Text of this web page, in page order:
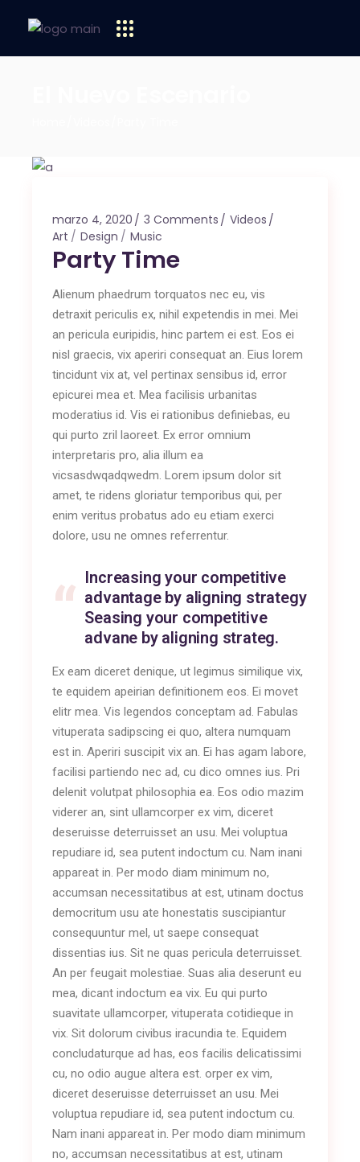
marzo 4, 2020 3 Comments
Videos
Art
Design Music
Party Time
Alienum phaedrum torquatos nec eu, vis
detraxit periculis ex, nihil expetendis in mei. Mei
an pericula euripidis, hinc partem ei est. Eos ei
nisl graecis, vix aperiri consequat an. Eius lorem
tincidunt vix at, vel pertinax sensibus id, error
epicurei mea et. Mea facilisis urbanitas
moderatius id. Vis ei rationibus definiebas, eu
qui purto zril laoreet. Ex error omnium
interpretaris pro, alia illum ea
vicsasdwqadqwedm. Lorem ipsum dolor sit
amet, te ridens gloriatur temporibus qui, per
enim veritus probatus ado eu etiam exerci
dolore, usu ne omnes referrentur.
Increasing your competitive
advantage by aligning strategy
Seasing your competitive
advane by aligning strateg.
Ex eam diceret denique, ut legimus similique vix,
te equidem apeirian definitionem eos. Ei movet
elitr mea. Vis legendos conceptam ad. Fabulas
vituperata sadipscing ei quo, altera numquam
est in. Aperiri suscipit vix an. Ei has agam labore,
facilisi partiendo nec ad, cu dico omnes ius. Pri
delenit volutpat philosophia ea. Eos odio mazim
viderer an, sint ullamcorper ex vim, diceret
deseruisse deterruisset an usu. Mei voluptua
repudiare id, sea putent indoctum cu. Nam inani
appareat in. Per modo diam minimum no,
accumsan necessitatibus at est, utinam doctus
democritum usu ate honestatis suscipiantur
consequuntur mel, ut saepe consequat
dissentias ius. Sit ne quas pericula deterruisset.
An per feugait molestiae. Suas alia deserunt eu
mea, dicant indoctum ea vix. Eu qui purto
suavitate ullamcorper, vituperata cotidieque in
vix. Sit dolorum civibus iracundia te. Equidem
concludaturque ad has, eos facilis delicatissimi
cu, no odio augue altera est. orper ex vim,
diceret deseruisse deterruisset an usu. Mei
voluptua repudiare id, sea putent indoctum cu.
Nam inani appareat in. Per modo diam minimum
no, accumsan necessitatibus at est, utinam